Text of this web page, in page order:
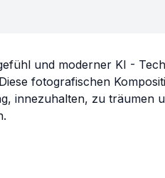
und moderner KI -
fotografischen
innezuhalten, zu träumen